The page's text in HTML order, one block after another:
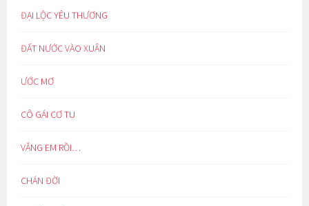
ĐẠI LỘC YÊU THƯƠNG
ĐẤT NƯỚC VÀO XUÂN
ƯỚC MƠ
CÔ GÁI CƠ TU
VẮNG EM RỒI…
CHÁN ĐỜI